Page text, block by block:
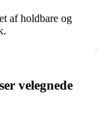
af holdbare og
velegnede